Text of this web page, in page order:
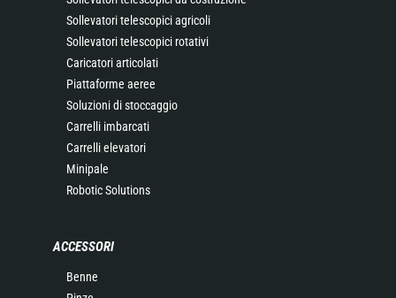
Sollevatori telescopici agricoli
Sollevatori telescopici rotativi
Caricatori articolati
Piattaforme aeree
Soluzioni di stoccaggio
Carrelli imbarcati
Carrelli elevatori
Minipale
Robotic Solutions
ACCESSORI
Benne